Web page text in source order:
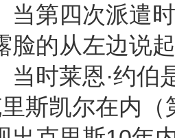
当第四次派遣
脸的从左边说
当时莱恩·约
斯凯尔在内